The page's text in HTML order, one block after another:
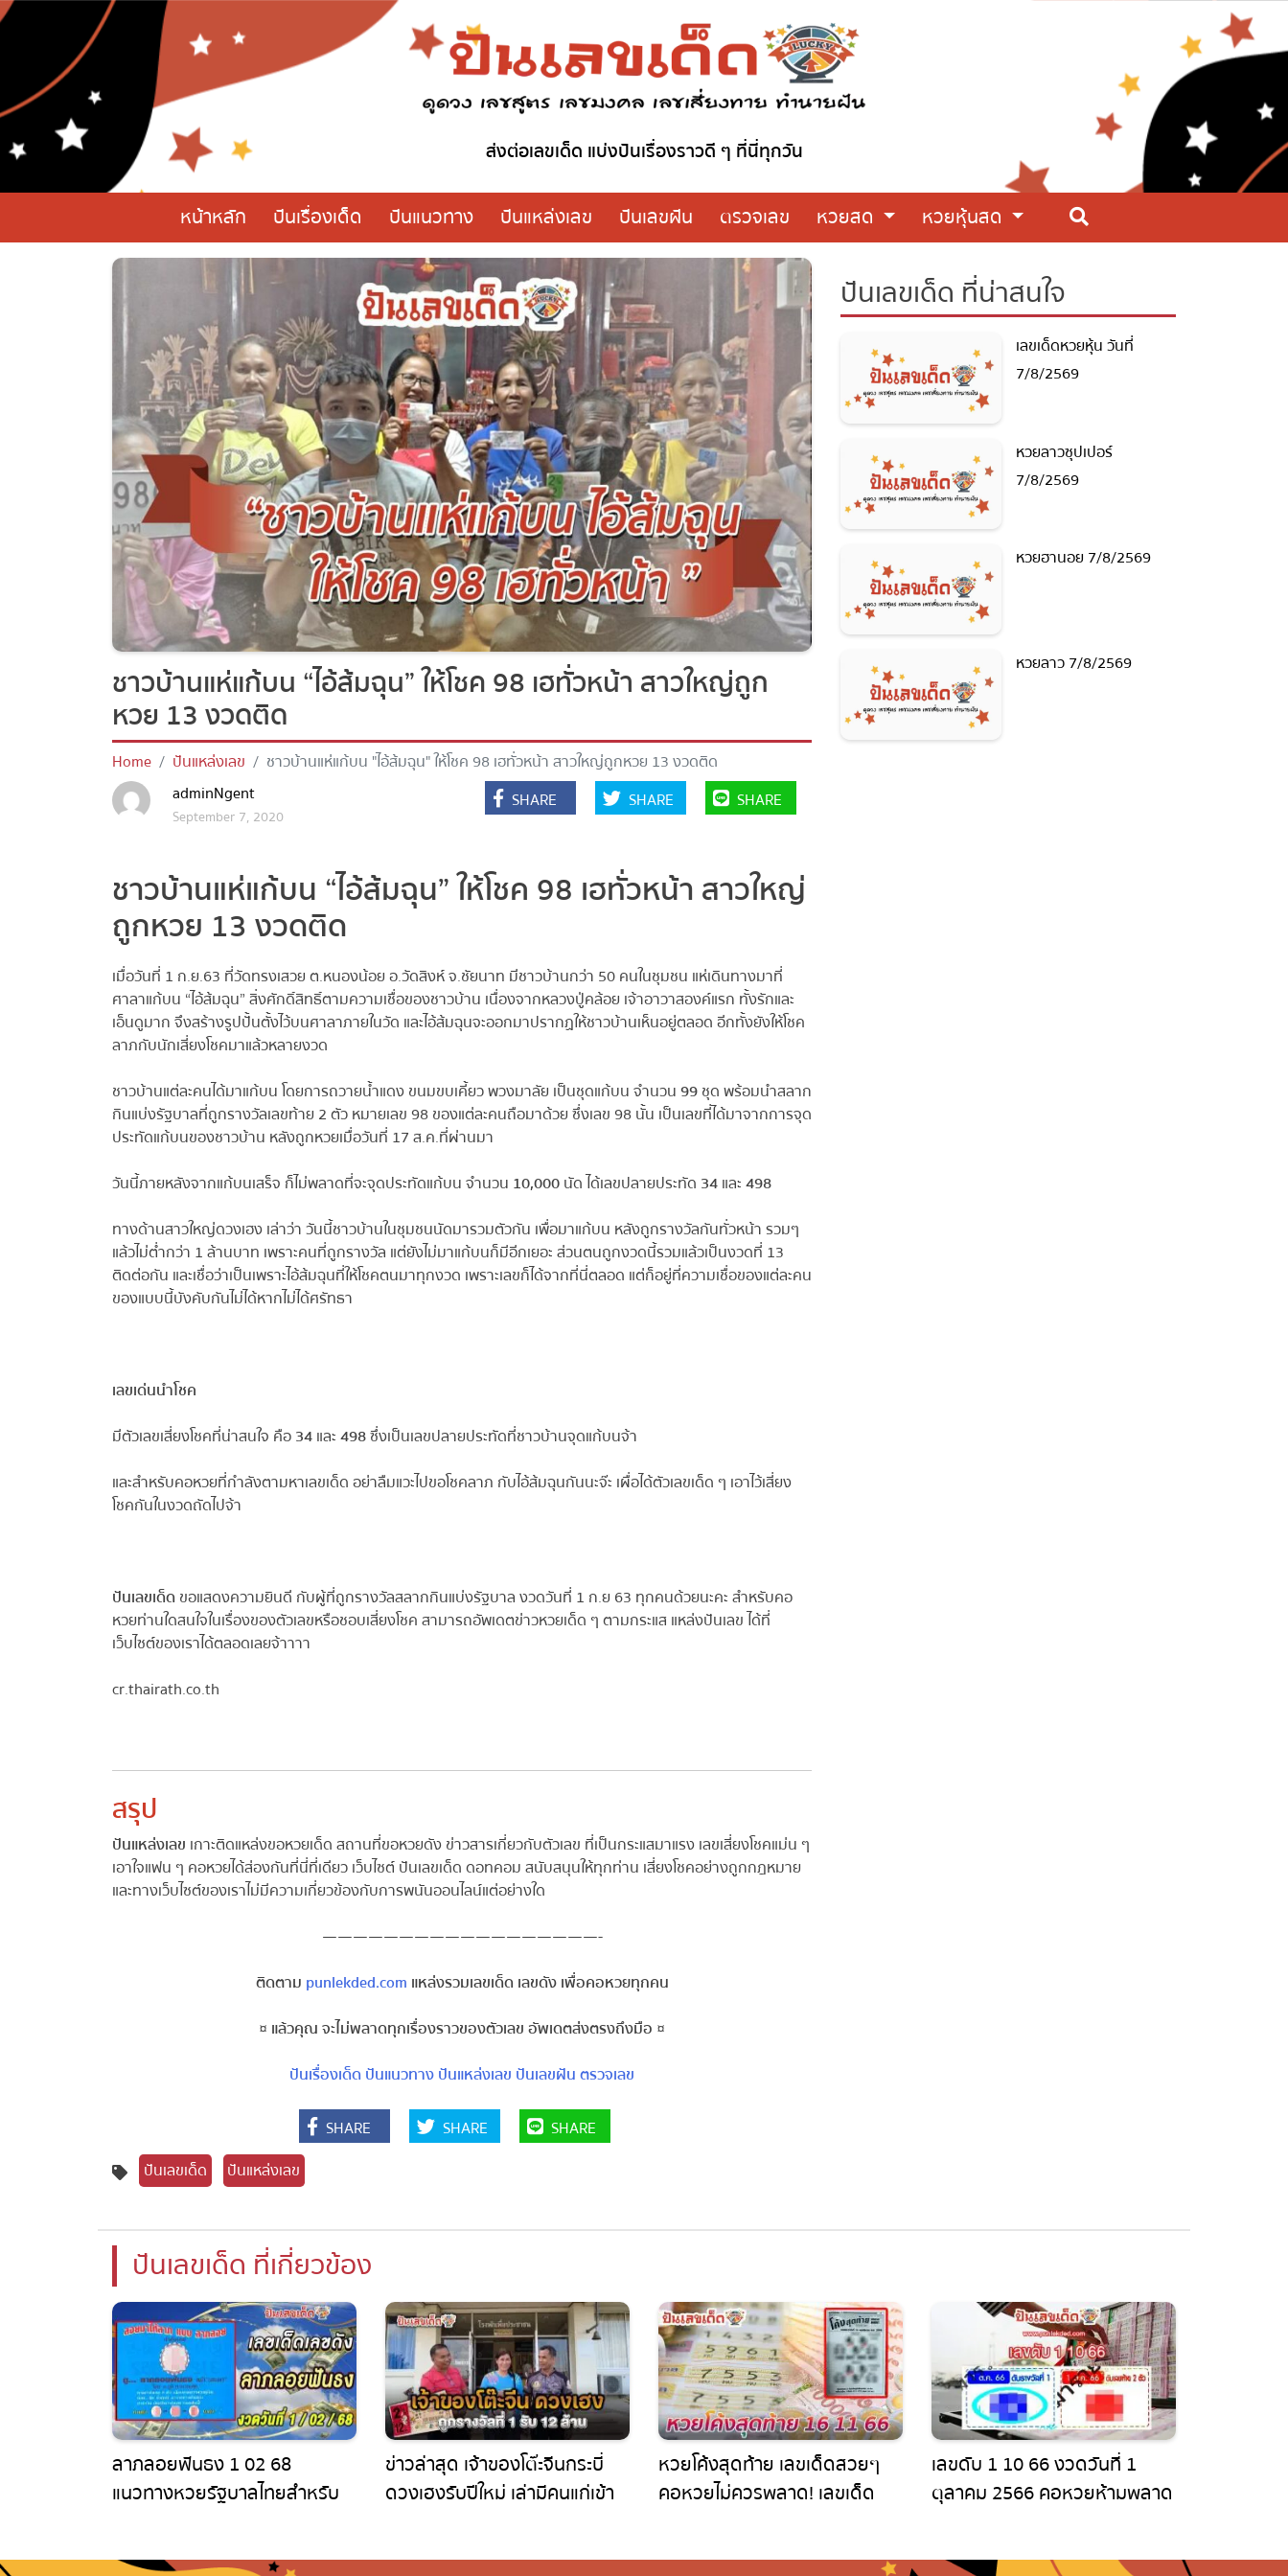
ส่งต่อเลขเด็ด แบ่งปันเรื่องราวดี ๆ ที่นี่ทุกวัน
หน้าหลัก ปันเรื่องเด็ด ปันแนวทาง ปันแหล่งเลข ปันเลขฝัน ตรวจเลข หวยสด หวยหุ้นสด
ชาวบ้านแห่แก้บน “ไอ้ส้มฉุน” ให้โชค 98 เฮทั่วหน้า สาวใหญ่ถูก
หวย 13 งวดติด
Home ปันแหล่งเลข
ชาวบ้านแห่แก้บน "ไอ้ส้มฉุน" ให้โชค 98 เฮทั่วหน้า สาวใหญ่ถูกหวย 13 งวดติด
adminNgent
September 7, 2020
SHARE SHARE SHARE
ชาวบ้านแห่แก้บน “ไอ้ส้มฉุน” ให้โชค 98 เฮทั่วหน้า สาวใหญ่
ถูกหวย 13 งวดติด
เมื่อวันที่ 1 ก.ย.63 ที่วัดทรงเสวย ต.หนองน้อย อ.วัดสิงห์ จ.ชัยนาท มีชาวบ้านกว่า 50 คนในชุมชน แห่เดินทางมาที่
ศาลาแก้บน “ไอ้ส้มฉุน” สิ่งศักดิ์สิทธิ์ตามความเชื่อของชาวบ้าน เนื่องจากหลวงปู่คล้อย เจ้าอาวาสองค์แรก ทั้งรักและ
เอ็นดูมาก จึงสร้างรูปปั้นตั้งไว้บนศาลาภายในวัด และไอ้ส้มฉุนจะออกมาปรากฏให้ชาวบ้านเห็นอยู่ตลอด อีกทั้งยังให้โชค
ลาภกับนักเสี่ยงโชคมาแล้วหลายงวด
ชาวบ้านแต่ละคนได้มาแก้บน โดยการถวายน้ำแดง ขนมขบเคี้ยว พวงมาลัย เป็นชุดแก้บน จำนวน99ชุด พร้อมนำสลาก
กินแบ่งรัฐบาลที่ถูกรางวัลเลขท้าย 2 ตัว หมายเลข 98 ของแต่ละคนถือมาด้วย ซึ่งเลข 98 นั้น เป็นเลขที่ได้มาจากการจุด
ประทัดแก้บนของชาวบ้าน หลังถูกหวยเมื่อวันที่ 17 ส.ค.ที่ผ่านมา
วันนี้ภายหลังจากแก้บนเสร็จ ก็ไม่พลาดที่จะจุดประทัดแก้บน จำนวน10,000นัด ได้เลขปลายประทัด34และ498
ทางด้านสาวใหญ่ดวงเฮง เล่าว่า วันนี้ชาวบ้านในชุมชนนัดมารวมตัวกัน เพื่อมาแก้บน หลังถูกรางวัลกันทั่วหน้า รวมๆ
แล้วไม่ต่ำกว่า 1 ล้านบาท เพราะคนที่ถูกรางวัล แต่ยังไม่มาแก้บนก็มีอีกเยอะ ส่วนตนถูกงวดนี้รวมแล้วเป็นงวดที่ 13
ติดต่อกัน และเชื่อว่าเป็นเพราะไอ้ส้มฉุนที่ให้โชคตนมาทุกงวด เพราะเลขก็ได้จากที่นี่ตลอด แต่ก็อยู่ที่ความเชื่อของแต่ละคน
ของแบบนี้บังคับกันไม่ได้หากไม่ได้ศรัทธา
เลขเด่นนำโชค
มีตัวเลขเสี่ยงโชคที่น่าสนใจ คือ34และ498ซึ่งเป็นเลขปลายประทัดที่ชาวบ้านจุดแก้บนจ้า
และสำหรับคอหวยที่กำลังตามหาเลขเด็ด อย่าลืมแวะไปขอโชคลาภ กับไอ้ส้มฉุนกันนะจ๊ะ เผื่อได้ตัวเลขเด็ด ๆ เอาไว้เสี่ยง
โชคกันในงวดถัดไปจ้า
ปันเลขเด็ดขอแสดงความยินดี กับผู้ที่ถูกรางวัลสลากกินแบ่งรัฐบาล งวดวันที่ 1 ก.ย 63 ทุกคนด้วยนะคะ สำหรับคอ
หวยท่านใดสนใจในเรื่องของตัวเลขหรือชอบเสี่ยงโชค สามารถอัพเดตข่าวหวยเด็ด ๆ ตามกระแส แหล่งปันเลข ได้ที่
เว็บไซต์ของเราได้ตลอดเลยจ้าาาา
cr.thairath.co.th
สรุป
ปันแหล่งเลขเกาะติดแหล่งขอหวยเด็ด สถานที่ขอหวยดัง ข่าวสารเกี่ยวกับตัวเลข ที่เป็นกระแสมาแรง เลขเสี่ยงโชคแม่น ๆ
เอาใจแฟน ๆ คอหวยได้ส่องกันที่นี่ที่เดียว เว็บไซต์ ปันเลขเด็ด ดอทคอม สนับสนุนให้ทุกท่าน เสี่ยงโชคอย่างถูกกฎหมาย
และทางเว็บไซต์ของเราไม่มีความเกี่ยวข้องกับการพนันออนไลน์แต่อย่างใด
——————————————————-
ติดตามpunlekded.comแหล่งรวมเลขเด็ด เลขดัง เพื่อคอหวยทุกคน
¤ แล้วคุณ จะไม่พลาดทุกเรื่องราวของตัวเลข อัพเดตส่งตรงถึงมือ ¤
ปันเรื่องเด็ดปันแนวทางปันแหล่งเลขปันเลขฝันตรวจเลข
SHARE SHARE
SHARE
ปันเลขเด็ด
ปันแหล่งเลข
ปันเลขเด็ด ที่น่าสนใจ
เลขเด็ดหวยหุ้น วันที่
7/8/2569
หวยลาวซุปเปอร์
7/8/2569
หวยฮานอย 7/8/2569
หวยลาว 7/8/2569
ปันเลขเด็ด ที่เกี่ยวข้อง
ลาภลอยฟันธง 1 02 68
แนวทางหวยรัฐบาลไทยสำหรับ
ข่าวล่าสุด เจ้าของโต๊ะจีนกระบี่
ดวงเฮงรับปีใหม่ เล่ามีคนแก่เข้า
หวยโค้งสุดท้าย เลขเด็ดสวยๆ
คอหวยไม่ควรพลาด! เลขเด็ด
เลขดับ 1 10 66 งวดวันที่ 1
ตุลาคม 2566 คอหวยห้ามพลาด